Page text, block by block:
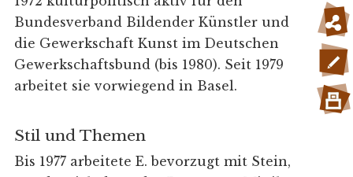
Bundesverband Bildender Künstler und
die Gewerkschaft Kunst im Deutschen
Gewerkschaftsbund (bis 1980). Seit 1979
arbeitet sie vorwiegend in Basel.
Stil und Themen
Bis 1977 arbeitete E. bevorzugt mit Stein,